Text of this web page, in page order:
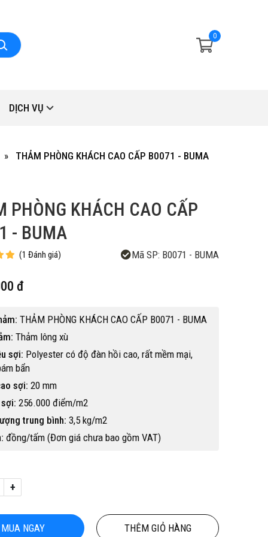
0
DỊCH VỤ
THẢM PHÒNG KHÁCH CAO CẤP B0071 - BUMA
PHÒNG KHÁCH CAO CẤP
- BUMA
(1 Đánh giá) Mã SP: B0071 - BUMA
đ
THẢM PHÒNG KHÁCH CAO CẤP B0071 - BUMA
Thảm lông xù
sợi: Polyester có độ đàn hồi cao, rất mềm mại,
bẩn
sợi: 20 mm
256.000 điểm/m2
trung bình: 3,5 kg/m2
đồng/tấm (Đơn giá chưa bao gồm VAT)
+
MUA NGAY THÊM GIỎ HÀNG